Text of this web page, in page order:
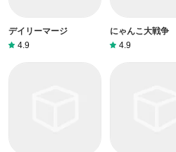
デイリーマージ
4.9
にゃんこ大戦争
4.9